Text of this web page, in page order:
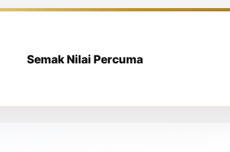
Semak Nilai Percuma